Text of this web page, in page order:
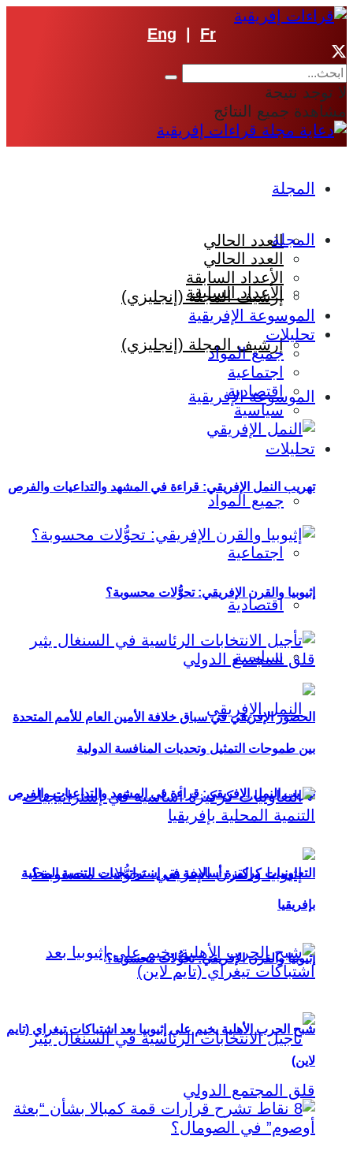
Eng Fr
لا توجد نتيجة
مشاهدة جميع النتائج
المجلة
العدد الحالي
الأعداد السابقة
إرشيف المجلة (إنجليزي)
الموسوعة الإفريقية
تحليلات
جميع المواد
اجتماعية
اقتصادية
سياسية
تهريب النمل الإفريقي: قراءة في المشهد والتداعيات والفرص
إثيوبيا والقرن الإفريقي: تحوُّلات محسوبة؟
المجلة
العدد الحالي
الأعداد السابقة
إرشيف المجلة (إنجليزي)
الموسوعة الإفريقية
تحليلات
جميع المواد
اجتماعية
اقتصادية
سياسية
تهريب النمل الإفريقي: قراءة في المشهد والتداعيات والفرص
إثيوبيا والقرن الإفريقي: تحوُّلات محسوبة؟
الحضور الإفريقي في سباق خلافة الأمين العام للأمم المتحدة
بين طموحات التمثيل وتحديات المنافسة الدولية
التعاونيات كركيزة أساسية في إستراتيجيات التنمية المحلية
بإفريقيا
شبح الحرب الأهلية يخيم على إثيوبيا بعد اشتباكات تيغراي (تايم
لاين)